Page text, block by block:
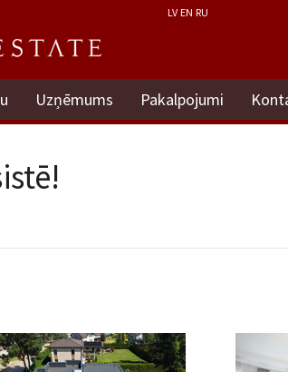
LV EN RU
Uzņēmums Pakalpojumi